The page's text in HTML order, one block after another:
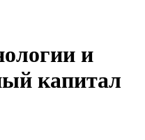
и
капитал